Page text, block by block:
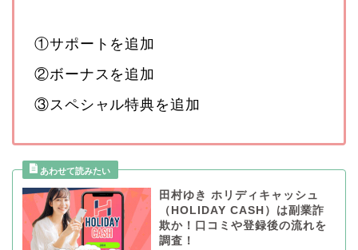
①サポートを追加
②ボーナスを追加
③スペシャル特典を追加
田村ゆき ホリディキャッシュ
（HOLIDAY CASH）は副業詐
欺か！口コミや登録後の流れを
調査！